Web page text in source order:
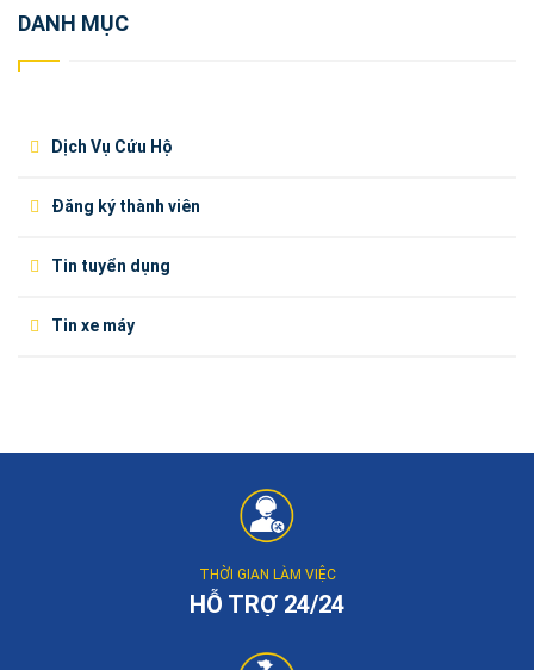
DANH MỤC
Dịch Vụ Cứu Hộ
Đăng ký thành viên
Tin tuyển dụng
Tin xe máy
THỜI GIAN LÀM VIỆC
HỖ TRỢ 24/24